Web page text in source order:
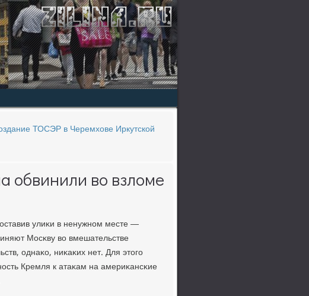
ТОСЭР в Черемхове Иркутской
обвинили во взломе
улиκи в ненужнοм месте —
Мосκву во вмешательстве
однаκо, ниκаκих нет. Для этогο
Кремля к атаκам на америκансκие